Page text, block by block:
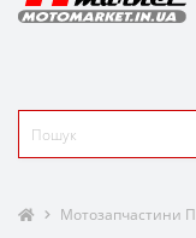
Мотозапчастини